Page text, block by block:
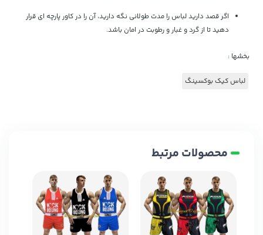
اگر قصد دارید لباس را مدت طولانی نگه دارید، آن را در کاور پارچه ای قرار
دهید تا از گرد و غبار و رطوبت در امان باشد.
بخشها :
لباس کیک بوکسینگ
محصولات مرتبط